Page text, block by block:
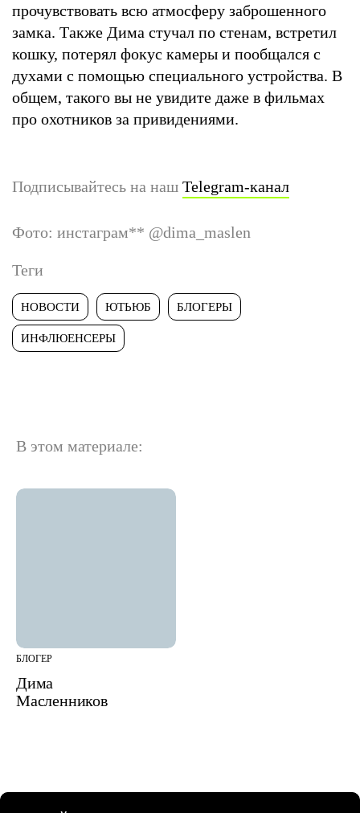
прочувствовать всю атмосферу заброшенного
замка. Также Дима стучал по стенам, встретил
кошку, потерял фокус камеры и пообщался с
духами с помощью специального устройства. В
общем, такого вы не увидите даже в фильмах
про охотников за привидениями.
Подписывайтесь на наш Telegram-канал
Фото: инстаграм** @dima_maslen
Теги
НОВОСТИ ЮТЬЮБ БЛОГЕРЫ
ИНФЛЮЕНСЕРЫ
В этом материале:
БЛОГЕР
Дима
Масленников